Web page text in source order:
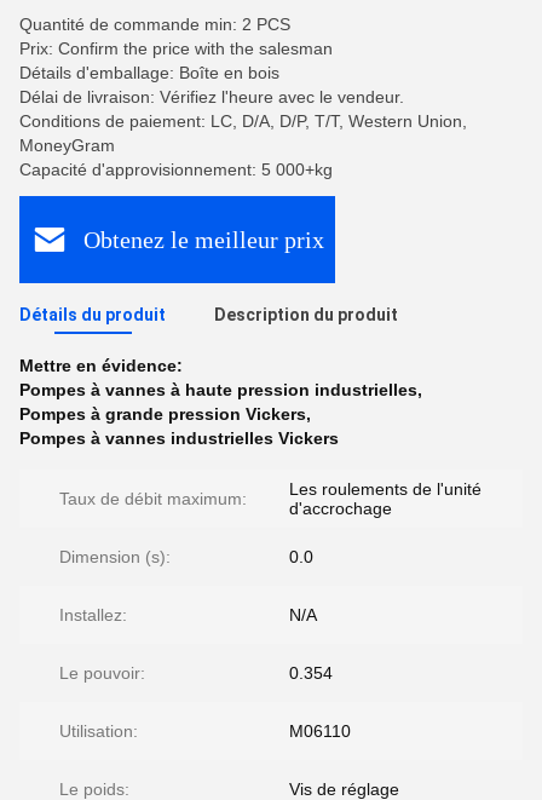
Quantité de commande min: 2 PCS
Prix: Confirm the price with the salesman
Détails d'emballage: Boîte en bois
Délai de livraison: Vérifiez l'heure avec le vendeur.
Conditions de paiement: LC, D/A, D/P, T/T, Western Union,
MoneyGram
Capacité d'approvisionnement: 5 000+kg
Obtenez le meilleur prix
Détails du produit Description du produit
Mettre en évidence:
Pompes à vannes à haute pression industrielles,
Pompes à grande pression Vickers,
Pompes à vannes industrielles Vickers
Taux de débit maximum:
Les roulements de l'unité
d'accrochage
Dimension (s): 0.0
Installez: N/A
Le pouvoir: 0.354
Utilisation: M06110
Le poids: Vis de réglage